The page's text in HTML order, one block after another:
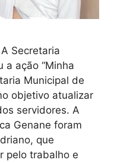
A Secretaria
a ação “Minha
Municipal de
objetivo atualizar
servidores. A
Genane foram
que
pelo trabalho e